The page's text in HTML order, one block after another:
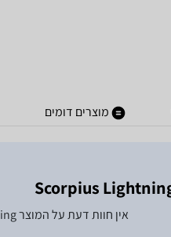
מוצרים דומים
אין חוות דעת על המוצר